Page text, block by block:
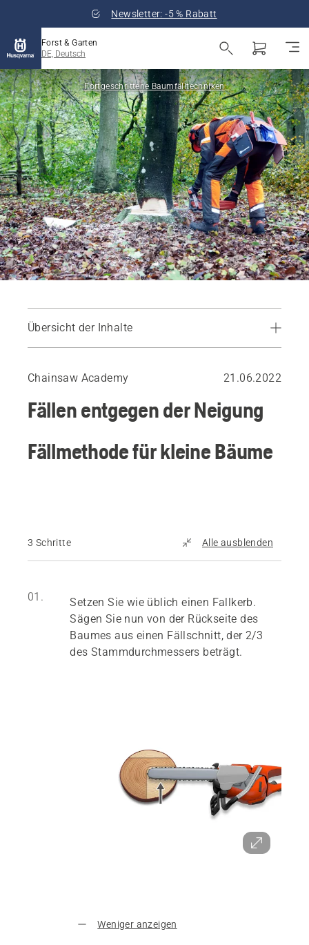
Newsletter: -5 % Rabatt
Forst & Garten
DE, Deutsch
Fortgeschrittene Baumfälltechniken
Übersicht der Inhalte
Fällmethode für große Bäume
Chainsaw Academy 21.06.2022
Fällen entgegen der Neigung
Fällmethode für kleine Bäume
3 Schritte Alle ausblenden
01.
Setzen Sie wie üblich einen Fallkerb.
Sägen Sie nun von der Rückseite des
Baumes aus einen Fällschnitt, der 2/3
des Stammdurchmessers beträgt.
Weniger anzeigen